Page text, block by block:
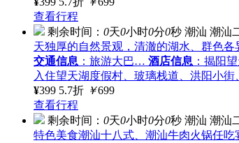
查看行程
剩余时间： 0天0小时0分0秒 潮汕 潮汕
天独厚的自然景观，清澈的湖水、群色
交通信息 ：旅游大巴… 酒店信息 ：揭阳
入住望天湖度假村、玻璃栈道、洪阳小
¥399 5.7折 ￥699
查看行程
剩余时间： 0天0小时0分0秒 潮汕 潮汕
特色美食潮汕十八式、潮汕牛肉火锅任